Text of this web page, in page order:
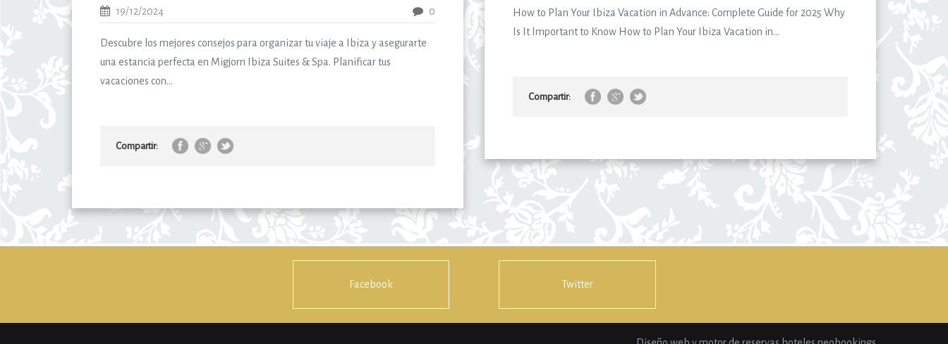
19/12/2024 0
Descubre los mejores consejos para organizar tu viaje a Ibiza y asegurarte
una estancia perfecta en Migjorn Ibiza Suites & Spa. Planificar tus
vacaciones con...
Compartir:
How to Plan Your Ibiza Vacation in Advance: Complete Guide for 2025 Why
Is It Important to Know How to Plan Your Ibiza Vacation in...
Compartir:
Facebook Twitter